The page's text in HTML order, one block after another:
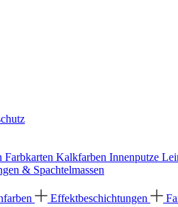
Farbkarten Kalkfarben Innenputze
& Spachtelmassen
Effektbeschichtungen